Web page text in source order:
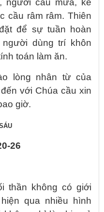
người cầu mưa, kẻ
cầu râm râm. Thiên
để sự tuần hoàn
dùng trí khôn
toán làm ăn.
lòng nhân từ của
với Chúa cầu xin
giờ.
26
thần không có giới
qua nhiều hình